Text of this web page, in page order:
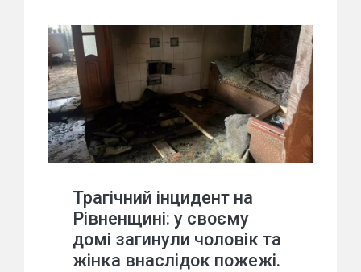
Трагічний інцидент на
Рівненщині: у своєму
домі загинули чоловік та
жінка внаслідок пожежі.